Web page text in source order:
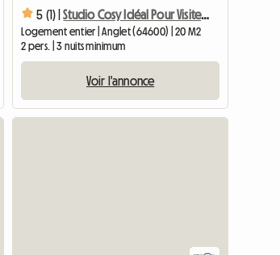
5 (1) | Studio Cosy Idéal Pour Visiter Le Pays Basque
Logement entier | Anglet (64600) | 20 M2
2 pers. | 3 nuits minimum
Voir l'annonce